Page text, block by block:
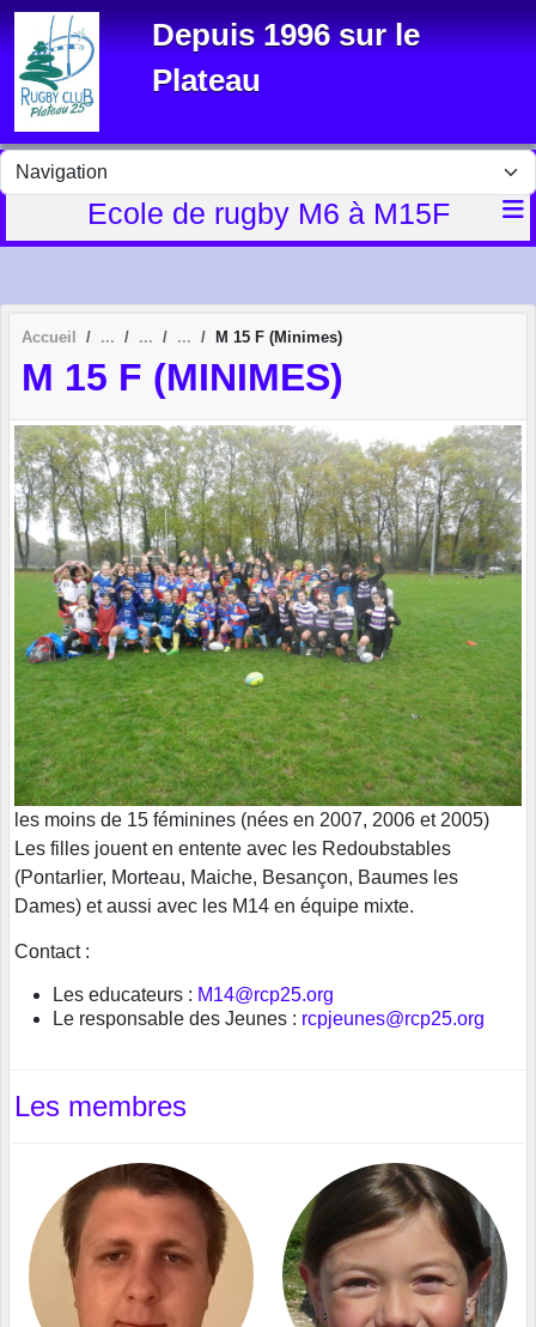
Depuis 1996 sur le
Plateau
Ecole de rugby M6 à M15F
Accueil M 15 F (Minimes)
M 15 F (MINIMES)
les moins de 15 féminines (nées en 2007, 2006 et 2005)
Les filles jouent en entente avec les Redoubstables
(Pontarlier, Morteau, Maiche, Besançon, Baumes les
Dames) et aussi avec les M14 en équipe mixte.
Contact :
Les educateurs : M14@rcp25.org
Le responsable des Jeunes : rcpjeunes@rcp25.org
Les membres
Panneau de gestion des cookies